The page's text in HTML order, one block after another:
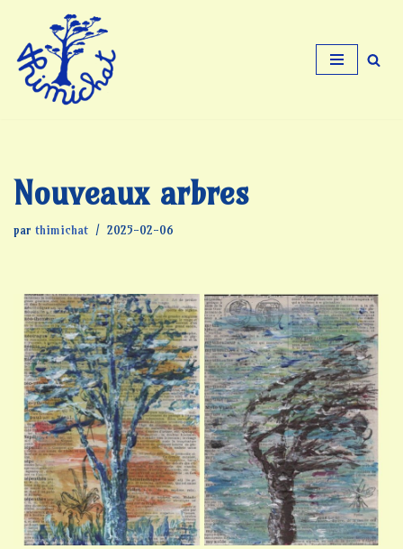
Aller
au
contenu
Nouveaux arbres
par thimichat 2025-02-06